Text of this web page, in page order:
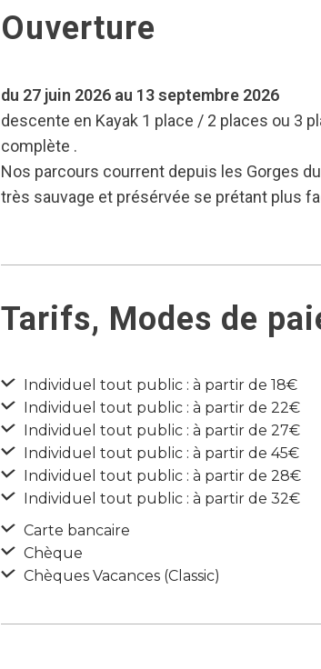
Ouverture
du 27 juin 2026 au 13 septembre 2026
descente en Kayak 1 place / 2 places ou 3
complète .
Nos parcours courrent depuis les Gorges
très sauvage et présérvée se prétant plus
Tarifs, Modes de
Individuel tout public : à partir de 18€
Individuel tout public : à partir de 22€
Individuel tout public : à partir de 27€
Individuel tout public : à partir de 45€
Individuel tout public : à partir de 28€
Individuel tout public : à partir de 32€
Carte bancaire
Chèque
Chèques Vacances (Classic)